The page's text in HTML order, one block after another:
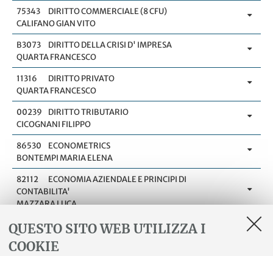
QUESTO SITO WEB UTILIZZA I
COOKIE
75343
DIRITTO COMMERCIALE (8 CFU)
CALIFANO GIAN VITO
B3073
DIRITTO DELLA CRISI D' IMPRESA
QUARTA FRANCESCO
11316
DIRITTO PRIVATO
QUARTA FRANCESCO
00239
DIRITTO TRIBUTARIO
CICOGNANI FILIPPO
86530
ECONOMETRICS
BONTEMPI MARIA ELENA
82112
ECONOMIA AZIENDALE E PRINCIPI DI
CONTABILITA'
MAZZARA LUCA
82112
ECONOMIA AZIENDALE E PRINCIPI DI
CONTABILITA'
SIBONI BENEDETTA